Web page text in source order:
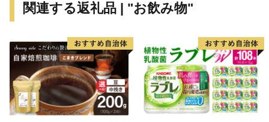
など）」、「食（すったて、呉汁など）」、「歴史文化
る地域資源を掘り起こし、川島町のＰＲを行っていくも
のです。
川島町は、ふるさと納税の対象団体として総務大臣か
ら指定を受けているため、本町に寄附した場合は、税制
上の特例控除を受けることができます。
関連する返礼品 | "お飲み物"